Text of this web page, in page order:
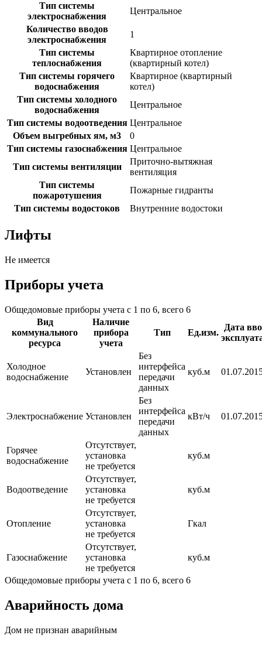
Тип системы
электроснабжения
Центральное
Количество вводов
электроснабжения
1
Тип системы
теплоснабжения
Квартирное отопление
(квартирный котел)
Тип системы горячего
водоснабжения
Квартирное (квартирный
котел)
Тип системы холодного
водоснабжения
Центральное
Тип системы водоотведения Центральное
Объем выгребных ям, м3
0
Тип системы газоснабжения Центральное
Тип системы вентиляции
Приточно-вытяжная
вентиляция
Тип системы
пожаротушения
Пожарные гидранты
Тип системы водостоков
Внутренние водостоки
Лифты
Не имеется
Приборы учета
Общедомовые приборы учета с 1 по 6, всего 6
Вид
коммунального
ресурса
Наличие
прибора
учета
Тип Ед.изм.
Дата
Холодное
водоснабжение
Установлен
Без
интерфейса
передачи
данных
куб.м
Электроснабжение Установлен
Без
интерфейса
передачи
данных
кВт/ч
Горячее
водоснабжение
Отсутствует,
установка
не требуется
куб.м
Водоотведение
Отсутствует,
установка
не требуется
куб.м
Отопление
Отсутствует,
установка
не требуется
Гкал
Газоснабжение
Отсутствует,
установка
не требуется
куб.м
Общедомовые приборы учета с 1 по 6, всего 6
Аварийность дома
Дом не признан аварийным